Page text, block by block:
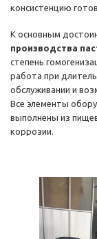
консистенцию
К основным
производства
степень
работа при
обслуживании и
Все элементы
выполнены из
коррозии.